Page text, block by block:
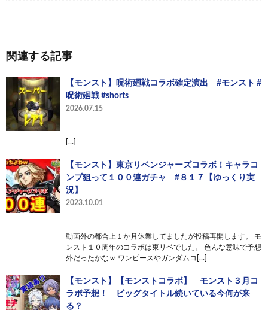
関連する記事
【モンスト】呪術廻戦コラボ確定演出 #モンスト #
呪術廻戦 #shorts
2026.07.15
[…]
【モンスト】東京リベンジャーズコラボ！キャラコ
ンプ狙って１００連ガチャ #８１７【ゆっくり実
況】
2023.10.01
動画外の都合上１か月休業してましたが投稿再開します。 モ
ンスト１０周年のコラボは東リベでした。 色んな意味で予想
外だったかなｗ ワンピースやガンダムコ[…]
【モンスト】【モンストコラボ】 モンスト３月コ
ラボ予想！ ビッグタイトル続いている今何が来
る？